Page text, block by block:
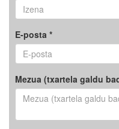
E-posta *
Mezua (txartela galdu